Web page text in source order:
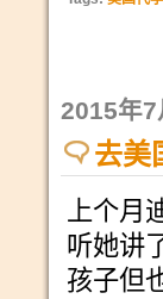
2015年7
去美
上个月
听她讲
孩子但